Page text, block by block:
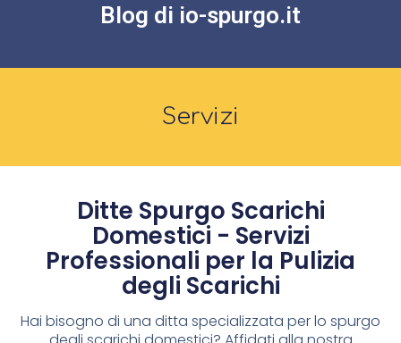
Blog di io-spurgo.it
Servizi
Ditte Spurgo Scarichi
Domestici - Servizi
Professionali per la Pulizia
degli Scarichi
Hai bisogno di una ditta specializzata per lo spurgo